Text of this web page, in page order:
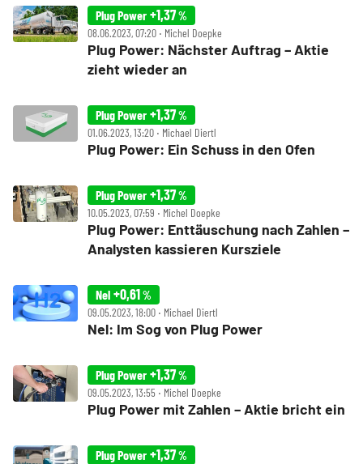
Plug Power +1,37%
08.06.2023, 07:20 ‧ Michel Doepke
Plug Power: Nächster Auftrag – Aktie
zieht wieder an
Plug Power +1,37%
01.06.2023, 13:20 ‧ Michael Diertl
Plug Power: Ein Schuss in den Ofen
Plug Power +1,37%
10.05.2023, 07:59 ‧ Michel Doepke
Plug Power: Enttäuschung nach Zahlen –
Analysten kassieren Kursziele
Nel +0,61%
09.05.2023, 18:00 ‧ Michael Diertl
Nel: Im Sog von Plug Power
Plug Power +1,37%
09.05.2023, 13:55 ‧ Michel Doepke
Plug Power mit Zahlen – Aktie bricht ein
Plug Power +1,37%